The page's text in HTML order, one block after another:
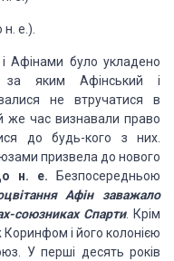
е.).
Афінами було укладено
яким Афінський і
не втручатися в
же час визнавали право
до будь-кого з них.
призвела до нового
н. е. Безпосередньою
Афін заважало
союзниках Спарти. Крім
Коринфом і його колонією
У перші десять років